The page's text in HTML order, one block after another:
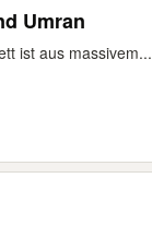
Umran
ist aus massivem...